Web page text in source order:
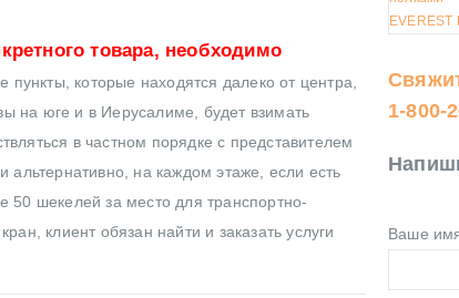
товара, необходимо
пункты, которые находятся далеко от центра,
на юге и в Иерусалиме, будет взимать
в частном порядке с представителем
альтернативно, на каждом этаже, если есть
50 шекелей за место для транспортно-
клиент обязан найти и заказать услуги
1-800-
Ваше